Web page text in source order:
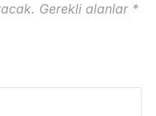
Gerekli alanlar *